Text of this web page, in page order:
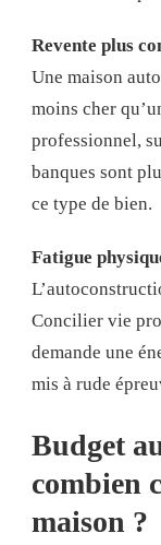
Revente plus
Une maison
moins cher
professionnel,
banques sont
ce type de bien.
Fatigue
Concilier vie
demande une
mis à rude
Budget
combien
maison ?